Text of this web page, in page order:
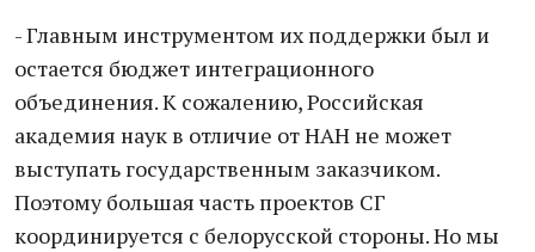
- Главным инструментом их поддержки был и
остается бюджет интеграционного
объединения. К сожалению, Российская
академия наук в отличие от НАН не может
выступать государственным заказчиком.
Поэтому большая часть проектов СГ
координируется с белорусской стороны. Но мы